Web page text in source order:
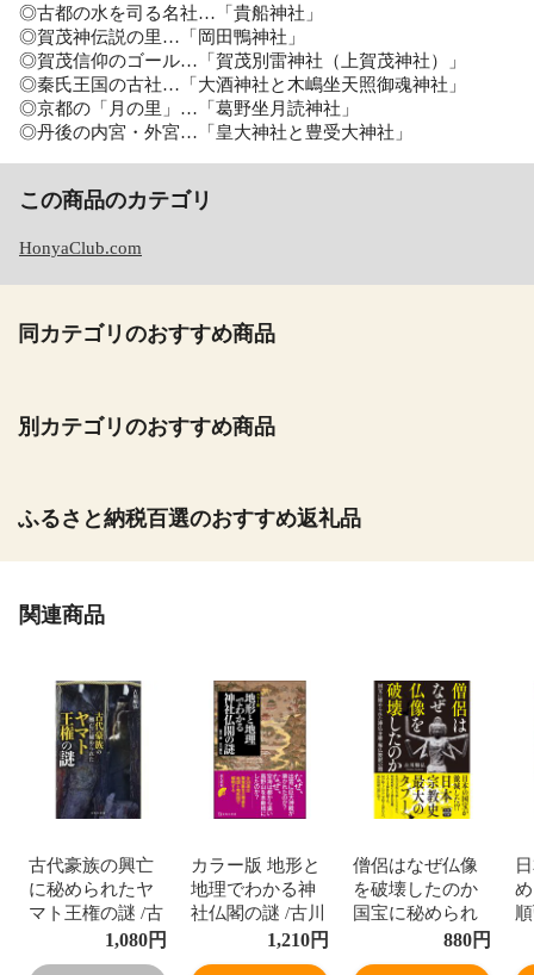
◎古都の水を司る名社…「貴船神社」
◎賀茂神伝説の里…「岡田鴨神社」
◎賀茂信仰のゴール…「賀茂別雷神社（上賀茂神社）」
◎秦氏王国の古社…「大酒神社と木嶋坐天照御魂神社」
◎京都の「月の里」…「葛野坐月読神社」
◎丹後の内宮・外宮…「皇大神社と豊受大神社」
この商品のカテゴリ
HonyaClub.com
同カテゴリのおすすめ商品
別カテゴリのおすすめ商品
ふるさと納税百選のおすすめ返礼品
関連商品
古代豪族の興亡
に秘められたヤ
マト王権の謎 /古
1,080円
カラー版 地形と
地理でわかる神
社仏閣の謎 /古川
順弘 青木康1,210円
僧侶はなぜ仏像
を破壊したのか
国宝に秘められ
た神仏分離・廃
仏毀釈の闇 /古川
880円